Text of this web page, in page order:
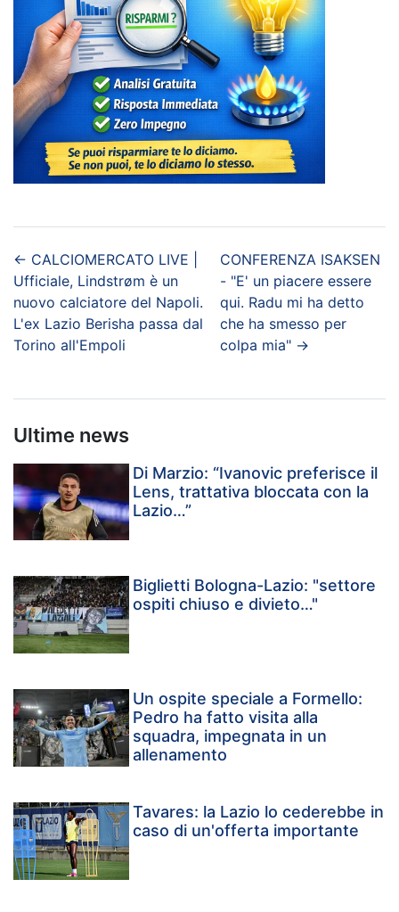
← CALCIOMERCATO LIVE |
Ufficiale, Lindstrøm è un
nuovo calciatore del Napoli.
L'ex Lazio Berisha passa dal
Torino all'Empoli
CONFERENZA ISAKSEN
- "E' un piacere essere
qui. Radu mi ha detto
che ha smesso per
colpa mia"→
Ultime news
Di Marzio: “Ivanovic preferisce il
Lens, trattativa bloccata con la
Lazio…”
Biglietti Bologna-Lazio: "settore
ospiti chiuso e divieto…"
Un ospite speciale a Formello:
Pedro ha fatto visita alla
squadra, impegnata in un
allenamento
Tavares: la Lazio lo cederebbe in
caso di un'offerta importante